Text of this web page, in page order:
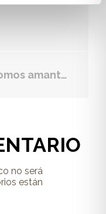
Xikara regala Netflix: somos amantes del descanso
no será
están